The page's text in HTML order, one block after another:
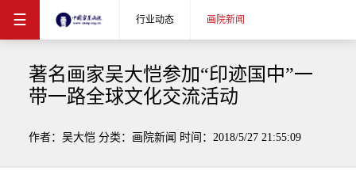
☰ 行业动态 画院新闻
著名画家吴大恺参加“印迹国中”一
带一路全球文化交流活动
作者：吴大恺 分类：画院新闻 时间：2018/5/27 21:55:09